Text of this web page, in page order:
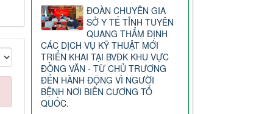
ĐOÀN CHUYÊN GIA
SỞ Y TẾ TỈNH TUYÊN
QUANG THẨM ĐỊNH
CÁC DỊCH VỤ KỸ THUẬT MỚI
TRIỂN KHAI TẠI BVĐK KHU VỰC
ĐỒNG VĂN - TỪ CHỦ TRƯƠNG
ĐẾN HÀNH ĐỘNG VÌ NGƯỜI
BỆNH NƠI BIÊN CƯƠNG TỔ
QUỐC.